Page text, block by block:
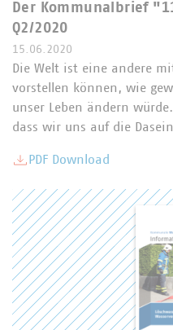
Der Kommunalbrief
Q2/2020
15.06.2020
Die Welt ist eine andere
vorstellen können, wie
unser Leben ändern
dass wir uns auf die
PDF Download